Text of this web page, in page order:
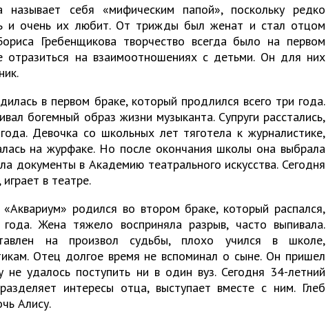
называет себя «мифическим папой», поскольку редко
и очень их любит. От трижды был женат и стал отцом
Гребенщикова творчество всегда было на первом
отразиться на взаимоотношениях с детьми. Он для них
в первом браке, который продлился всего три года.
богемный образ жизни музыканта. Супруги расстались,
Девочка со школьных лет тяготела к журналистике,
на журфаке. Но после окончания школы она выбрала
документы в Академию театрального искусства. Сегодня
в театре.
родился во втором браке, который распался,
Жена тяжело восприняла разрыв, часто выпивала.
на произвол судьбы, плохо учился в школе,
Отец долгое время не вспоминал о сыне. Он пришел
не удалось поступить ни в один вуз. Сегодня 34-летний
интересы отца, выступает вместе с ним. Глеб
Алису.